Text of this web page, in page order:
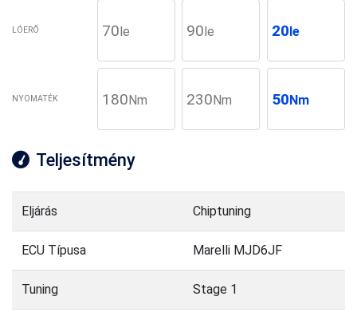
LÓERŐ 70le 90le 20le
NYOMATÉK 180Nm 230Nm 50Nm
Teljesítmény
Eljárás Chiptuning
ECU Típusa Marelli MJD6JF
Tuning Stage 1